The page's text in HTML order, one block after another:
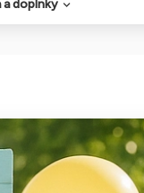
a doplnky